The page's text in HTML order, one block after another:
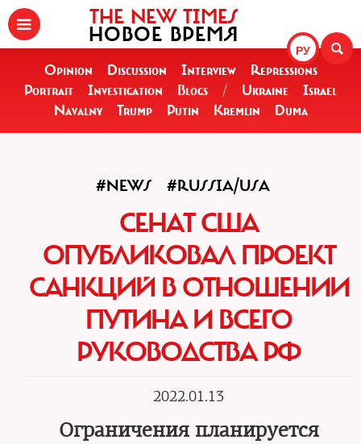
РУ
THE NEW TIMES
НОВОЕ ВРЕМЯ
Opinion Discussion Interview
Repressions
Portrait
Investigation Blogs / Ukraine
Israel
Navalny
Trump Putin Kremlin Duma
#NEWS #RUSSIA/USA
СЕНАТ США
ОПУБЛИКОВАЛ ПРОЕКТ
САНКЦИЙ В ОТНОШЕНИИ
ПУТИНА И ВСЕГО
РУКОВОДСТВА РФ
2022.01.13
Ограничения планируется